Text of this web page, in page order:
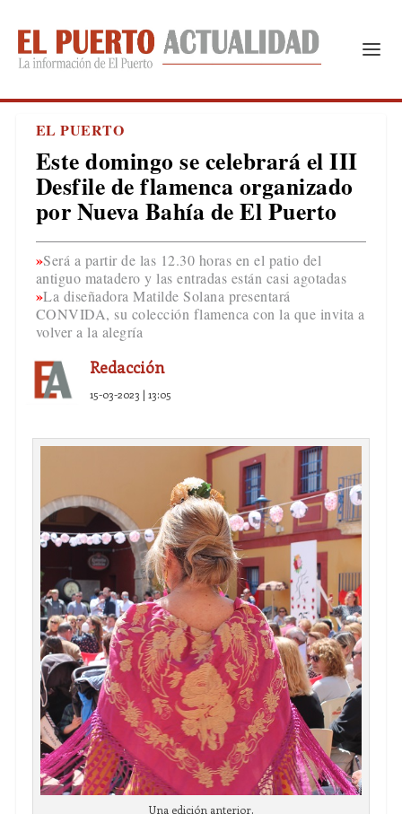
EL PUERTO
Este domingo se celebrará el III
Desfile de flamenca organizado
por Nueva Bahía de El Puerto
Será a partir de las 12.30 horas en el patio del
antiguo matadero y las entradas están casi agotadas
La diseñadora Matilde Solana presentará
CONVIDA, su colección flamenca con la que invita a
volver a la alegría
Redacción
15-03-2023 | 13:05
Una edición anterior.